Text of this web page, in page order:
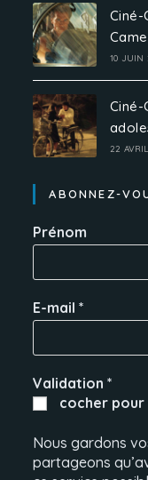
Ciné-
10 JUIN
Ciné-
22
ABONNEZ-
Prénom
E-mail*
Validation*
cocher
Nous gardons
partageons